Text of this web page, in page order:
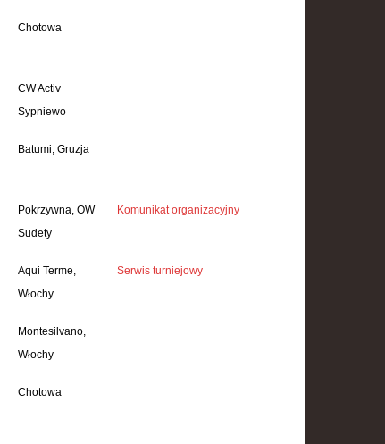
Chotowa
CW Activ
Sypniewo
Batumi, Gruzja
Pokrzywna, OW
Sudety
Komunikat organizacyjny
Aqui Terme,
Włochy
Serwis turniejowy
Montesilvano,
Włochy
Chotowa